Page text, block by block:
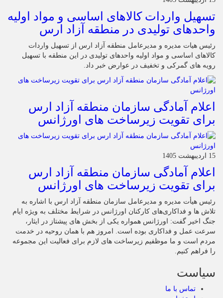
تسهیل واردات کالاهای اساسی و مواد اولیه
واحدهای تولیدی در منطقه آزاد ارس
رئیس هیات مدیره و مدیرعامل منطقه آزاد ارس از تسهیل واردات
کالاهای اساسی و مواد اولیه واحدهای تولیدی در این منطقه با تسهیل
رویه های گمرکی و تخفیف در عوارض خبر داد.
اعلام آمادگی سازمان منطقه آزاد ارس
برای تقویت زیرساخت‌ های اورژانس
15 اردیبهشت 1405
اعلام آمادگی سازمان منطقه آزاد ارس
برای تقویت زیرساخت‌ های اورژانس
رئیس هیأت‌ مدیره و مدیرعامل سازمان منطقه آزاد ارس با اشاره به
تلاش‌ ها و فداکاری‌های کارکنان اورژانس در شرایط مختلف به‌ ویژه ایام
جنگ اخیر گفت: اورژانس همواره یکی از بخش‌ های پیشتاز در ایثار،
سرعت‌ عمل و فداکاری بوده است. امروز هم با همان روحیه در خدمت
مردم است و ما موظفیم زیرساخت‌ های لازم برای فعالیت این مجموعه
را فراهم کنیم.
سیاست
تماس با ما